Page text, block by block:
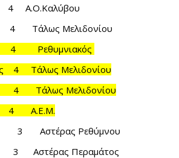
Α.Ο.Καλύβου
Μελιδονίου
Ρεθυμνιακός
4 Τάλως Μελιδονίου
4 Τάλως Μελιδονίου
Α.Ε.Μ.
3 Αστέρας Ρεθύμνου
Περαμάτος